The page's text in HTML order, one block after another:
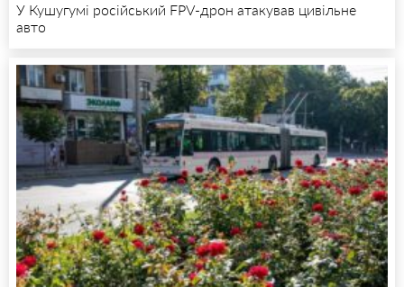
У Кушугумі російський FPV-дрон атакував цивільне
авто